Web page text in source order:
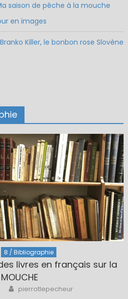
saison de pêche à la mouche
en images
Branko Killer, le bonbon rose Slovène
8 / Bibliographie
livres en français sur la
Author
pierrotlepecheur